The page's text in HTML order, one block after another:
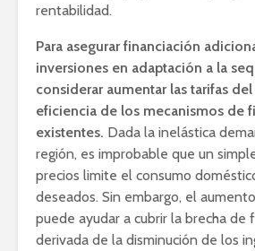
rentabilidad.
Para asegurar financiación
inversiones en adaptación a la
considerar aumentar las tarifas
eficiencia de los mecanismos de
existentes. Dada la inelástica
región, es improbable que un
precios limite el consumo
deseados. Sin embargo, el
puede ayudar a cubrir la brecha de
derivada de la disminución de los